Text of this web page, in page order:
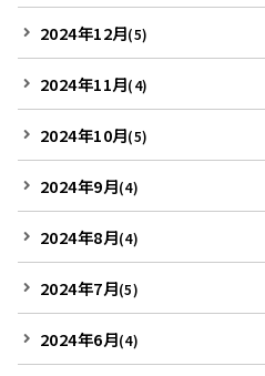
2024年12月(5)
2024年11月(4)
2024年10月(5)
2024年9月(4)
2024年8月(4)
2024年7月(5)
2024年6月(4)